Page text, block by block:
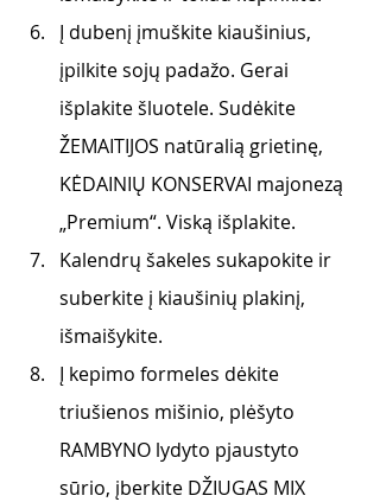
Į dubenį įmuškite kiaušinius,
įpilkite sojų padažo. Gerai
išplakite šluotele. Sudėkite
ŽEMAITIJOS natūralią grietinę,
KĖDAINIŲ KONSERVAI majonezą
„Premium“. Viską išplakite.
Kalendrų šakeles sukapokite ir
suberkite į kiaušinių plakinį,
išmaišykite.
Į kepimo formeles dėkite
triušienos mišinio, plėšyto
RAMBYNO lydyto pjaustyto
sūrio, įberkite DŽIUGAS MIX